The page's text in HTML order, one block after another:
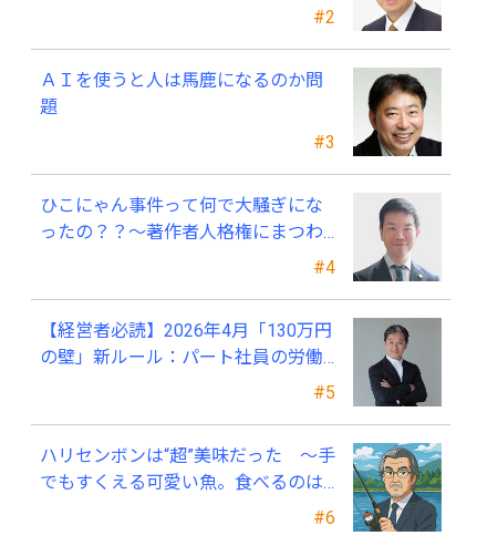
#2
#3
ＡＩを使うと人は馬鹿になるのか問
題
#4
ひこにゃん事件って何で大騒ぎにな
ったの？？～著作者人格権にまつわ
#5
【経営者必読】2026年4月「130万円
の壁」新ルール：パート社員の労働
条件通知書、今すぐ見直すべき理由
#6
ハリセンボンは“超”美味だった ～手
でもすくえる可愛い魚。食べるのは